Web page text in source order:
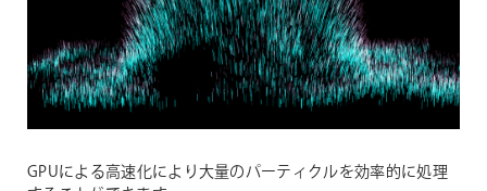
GPUによる高速化により大量のパーティクルを効率的に処理